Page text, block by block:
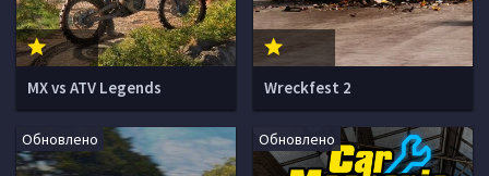
MX vs ATV Legends Wreckfest 2
Обновлено Обновлено